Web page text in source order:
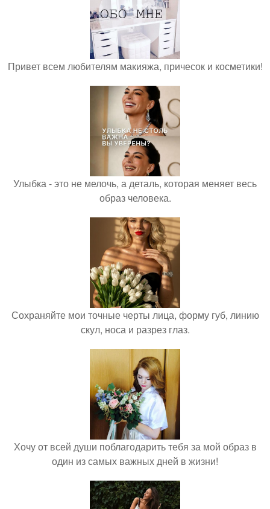
Привет всем любителям макияжа, причесок и косметики!
Улыбка - это не мелочь, а деталь, которая меняет весь
образ человека.
Сохраняйте мои точные черты лица, форму губ, линию
скул, носа и разрез глаз.
Хочу от всей души поблагодарить тебя за мой образ в
один из самых важных дней в жизни!